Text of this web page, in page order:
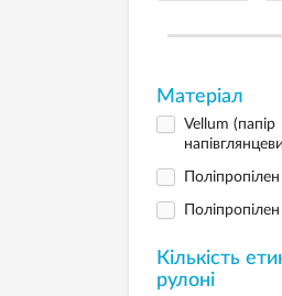
Матеріал
Vellum (папір
Кількість
рулоні